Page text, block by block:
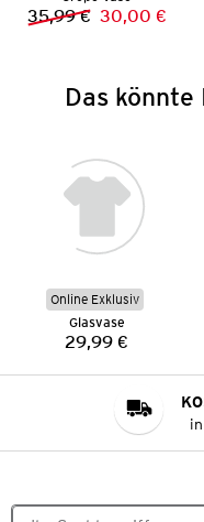
Vorheriger
35,99 € Neuer Preis:
30,00 €
Das
Online Exklusiv
Glasvase
Preis:
29,99 €